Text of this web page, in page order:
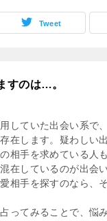
Tweet
すのは…。
用していた出会い系で
在します。疑わしい
相手を求めている人
在しているのが出会
相手を探すのなら、
ってみることで、悩